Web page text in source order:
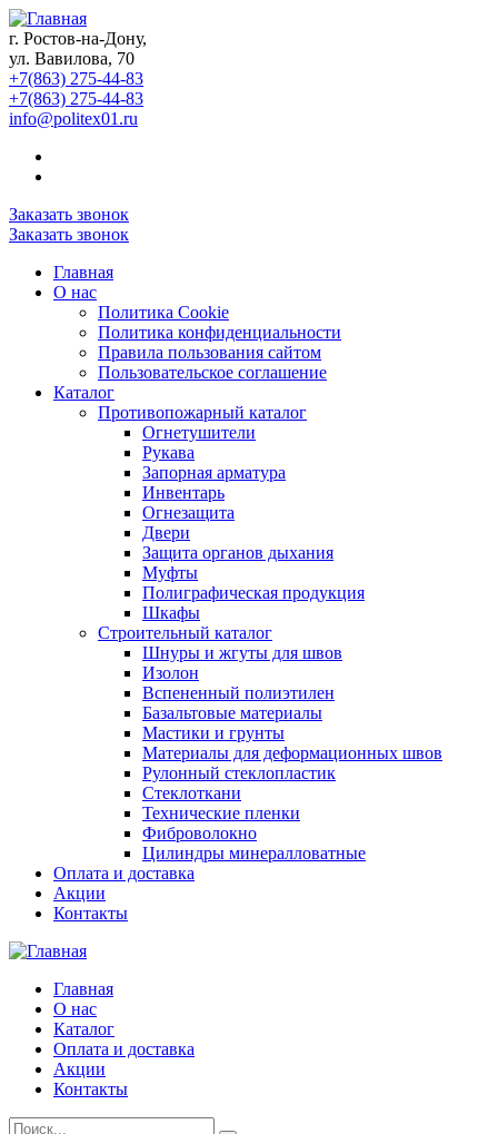
г. Ростов-на-Дону,
ул. Вавилова, 70
+7(863) 275-44-83
+7(863) 275-44-83
info@politex01.ru
Заказать звонок
Заказать звонок
Главная
О нас
Политика Cookie
Политика конфиденциальности
Правила пользования сайтом
Пользовательское соглашение
Каталог
Противопожарный каталог
Огнетушители
Рукава
Запорная арматура
Инвентарь
Огнезащита
Двери
Защита органов дыхания
Муфты
Полиграфическая продукция
Шкафы
Строительный каталог
Шнуры и жгуты для швов
Изолон
Вспененный полиэтилен
Базальтовые материалы
Мастики и грунты
Материалы для деформационных швов
Рулонный стеклопластик
Стеклоткани
Технические пленки
Фиброволокно
Цилиндры минералловатные
Оплата и доставка
Акции
Контакты
Главная
О нас
Каталог
Оплата и доставка
Акции
Контакты